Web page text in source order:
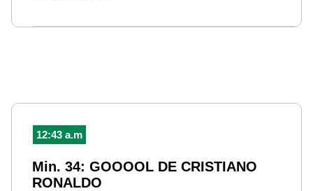
12:43 a.m
Min. 34: GOOOOL DE CRISTIANO
RONALDO